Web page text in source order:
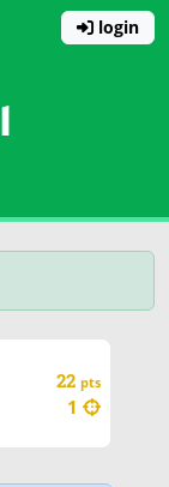
login
22 pts
1